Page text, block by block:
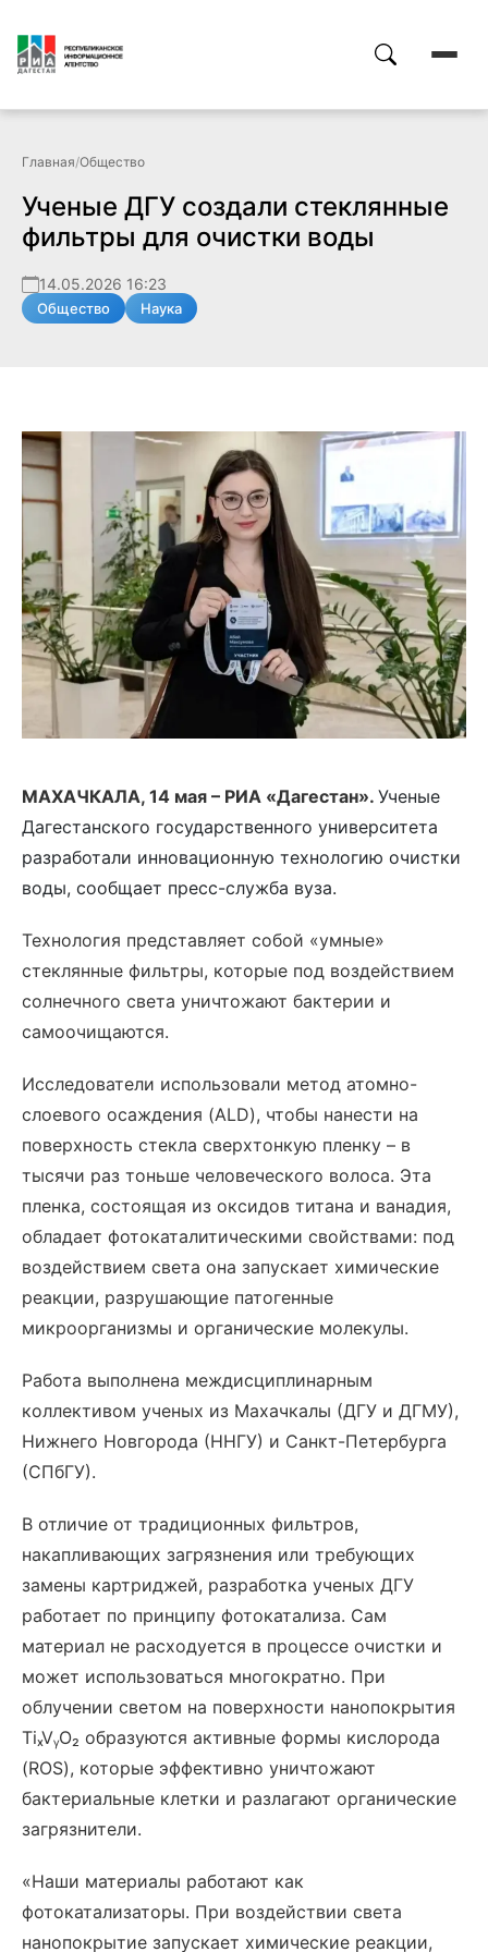
Главная/Общество
Ученые ДГУ создали стеклянные
фильтры для очистки воды
14.05.2026 16:23
Общество Наука
МАХАЧКАЛА, 14 мая – РИА «Дагестан». Ученые
Дагестанского государственного университета
разработали инновационную технологию очистки
воды, сообщает пресс-служба вуза.
Технология представляет собой «умные»
стеклянные фильтры, которые под воздействием
солнечного света уничтожают бактерии и
самоочищаются.
Исследователи использовали метод атомно-
слоевого осаждения (ALD), чтобы нанести на
поверхность стекла сверхтонкую пленку – в
тысячи раз тоньше человеческого волоса. Эта
пленка, состоящая из оксидов титана и ванадия,
обладает фотокаталитическими свойствами: под
воздействием света она запускает химические
реакции, разрушающие патогенные
микроорганизмы и органические молекулы.
Работа выполнена междисциплинарным
коллективом ученых из Махачкалы (ДГУ и ДГМУ),
Нижнего Новгорода (ННГУ) и Санкт-Петербурга
(СПбГУ).
В отличие от традиционных фильтров,
накапливающих загрязнения или требующих
замены картриджей, разработка ученых ДГУ
работает по принципу фотокатализа. Сам
материал не расходуется в процессе очистки и
может использоваться многократно. При
облучении светом на поверхности нанопокрытия
TiₓVᵧO₂ образуются активные формы кислорода
(ROS), которые эффективно уничтожают
бактериальные клетки и разлагают органические
загрязнители.
«Наши материалы работают как
фотокатализаторы. При воздействии света
нанопокрытие запускает химические реакции,